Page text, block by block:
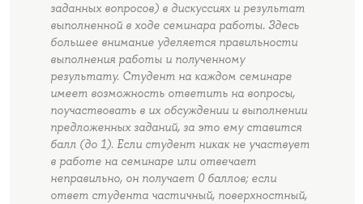
заданных вопросов) в дискуссиях и результат
выполненной в ходе семинара работы. Здесь
большее внимание уделяется правильности
выполнения работы и полученному
результату. Студент на каждом семинаре
имеет возможность ответить на вопросы,
поучаствовать в их обсуждении и выполнении
предложенных заданий, за это ему ставится
балл (до 1). Если студент никак не участвует
в работе на семинаре или отвечает
неправильно, он получает 0 баллов; если
ответ студента частичный, поверхностный,